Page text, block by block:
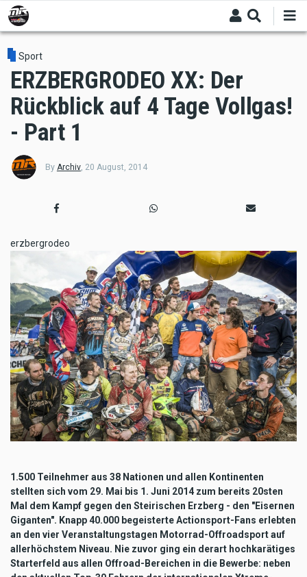
Skip
to
main
content
Sport
ERZBERGRODEO XX: Der
Rückblick auf 4 Tage Vollgas!
- Part 1
By Archiv, 20 August, 2014
erzbergrodeo
1.500 Teilnehmer aus 38 Nationen und allen Kontinenten
stellten sich vom 29. Mai bis 1. Juni 2014 zum bereits 20sten
Mal dem Kampf gegen den Steirischen Erzberg - den "Eisernen
Giganten". Knapp 40.000 begeisterte Actionsport-Fans erlebten
an den vier Veranstaltungstagen Motorrad-Offroadsport auf
allerhöchstem Niveau. Nie zuvor ging ein derart hochkarätiges
Starterfeld aus allen Offroad-Bereichen in die Bewerbe: neben